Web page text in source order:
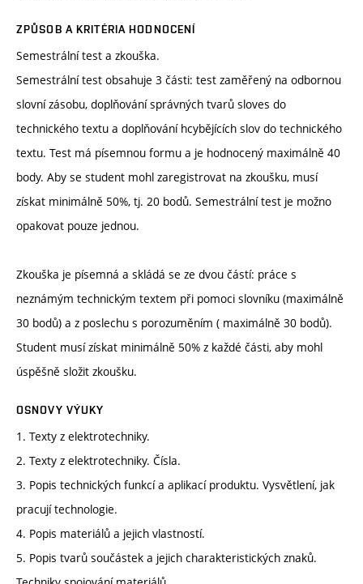
ZPŮSOB A KRITÉRIA HODNOCENÍ
Semestrální test a zkouška.
Semestrální test obsahuje 3 části: test zaměřený na odbornou
slovní zásobu, doplňování správných tvarů sloves do
technického textu a doplňování hcybějících slov do technického
textu. Test má písemnou formu a je hodnocený maximálně 40
body. Aby se student mohl zaregistrovat na zkoušku, musí
získat minimálně 50%, tj. 20 bodů. Semestrální test je možno
opakovat pouze jednou.
Zkouška je písemná a skládá se ze dvou částí: práce s
neznámým technickým textem při pomoci slovníku (maximálně
30 bodů) a z poslechu s porozuměním ( maximálně 30 bodů).
Student musí získat minimálně 50% z každé části, aby mohl
úspěšně složit zkoušku.
OSNOVY VÝUKY
1. Texty z elektrotechniky.
2. Texty z elektrotechniky. Čísla.
3. Popis technických funkcí a aplikací produktu. Vysvětlení, jak
pracují technologie.
4. Popis materiálů a jejich vlastností.
5. Popis tvarů součástek a jejich charakteristických znaků.